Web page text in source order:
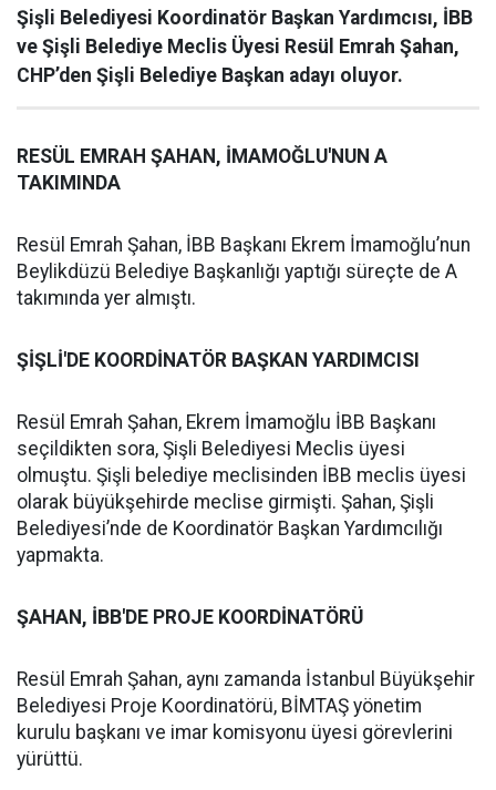
Şişli Belediyesi Koordinatör Başkan Yardımcısı, İBB
ve Şişli Belediye Meclis Üyesi Resül Emrah Şahan,
CHP’den Şişli Belediye Başkan adayı oluyor.
RESÜL EMRAH ŞAHAN, İMAMOĞLU'NUN A
TAKIMINDA
Resül Emrah Şahan, İBB Başkanı Ekrem İmamoğlu’nun
Beylikdüzü Belediye Başkanlığı yaptığı süreçte de A
takımında yer almıştı.
ŞİŞLİ'DE KOORDİNATÖR BAŞKAN YARDIMCISI
Resül Emrah Şahan, Ekrem İmamoğlu İBB Başkanı
seçildikten sora, Şişli Belediyesi Meclis üyesi
olmuştu. Şişli belediye meclisinden İBB meclis üyesi
olarak büyükşehirde meclise girmişti. Şahan, Şişli
Belediyesi’nde de Koordinatör Başkan Yardımcılığı
yapmakta.
ŞAHAN, İBB'DE PROJE KOORDİNATÖRÜ
Resül Emrah Şahan, aynı zamanda İstanbul Büyükşehir
Belediyesi Proje Koordinatörü, BİMTAŞ yönetim
kurulu başkanı ve imar komisyonu üyesi görevlerini
yürüttü.